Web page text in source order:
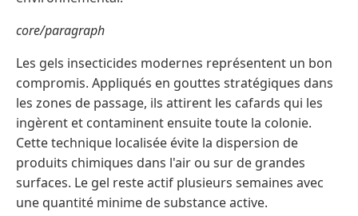
core/paragraph
Les gels insecticides modernes représentent un bon
compromis. Appliqués en gouttes stratégiques dans
les zones de passage, ils attirent les cafards qui les
ingèrent et contaminent ensuite toute la colonie.
Cette technique localisée évite la dispersion de
produits chimiques dans l'air ou sur de grandes
surfaces. Le gel reste actif plusieurs semaines avec
une quantité minime de substance active.